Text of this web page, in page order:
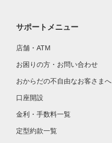
サポートメニュー
店舗・ATM
お困りの方・お問い合わせ
おからだの不自由なお客さまへ
口座開設
金利・手数料一覧
定型約款一覧